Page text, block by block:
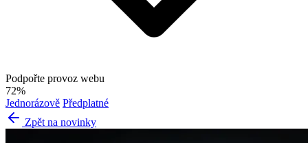
Podpořte provoz webu
72%
Jednorázově Předplatné
Zpět na novinky